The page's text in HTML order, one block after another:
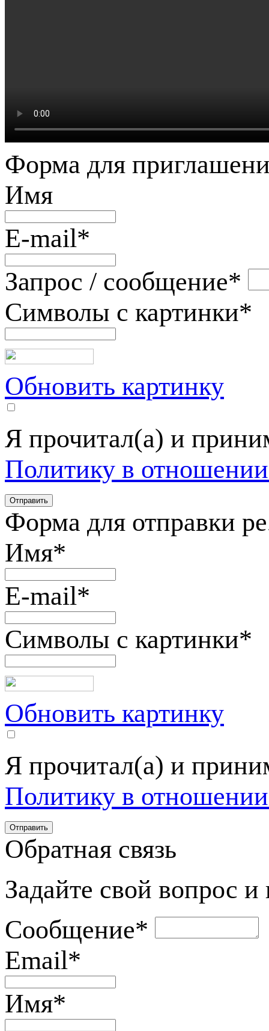
Форма для
Имя
E-mail*
Запрос / сообщение*
Символы с картинки*
Обновить картинку
Я прочитал(а) и
Политику в
Форма для отправки
Имя*
E-mail*
Символы с картинки*
Обновить картинку
Я прочитал(а) и
Политику в
Обратная связь
Задайте свой вопрос
Сообщение*
Email*
Имя*